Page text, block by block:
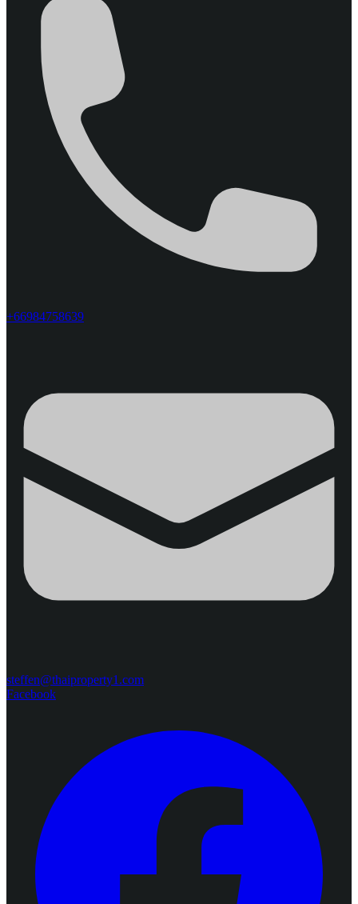
+66984758639
steffen@thaiproperty1.com
Facebook